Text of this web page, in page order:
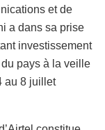
et de
a dans sa prise
investissement
pays à la veille
au 8 juillet